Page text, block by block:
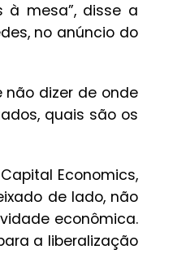
mesa”, disse a
no anúncio do
não dizer de onde
quais são os
Economics,
de lado, não
econômica.
a liberalização